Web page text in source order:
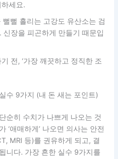
세요.
뻘뻘 흘리는 고강도 유산소는 검
신장을 피곤하게 만들기 때문입
전, ‘가장 깨끗하고 정직한 조
수 9가지 (내 돈 새는 포인트)
순히 수치가 나쁘게 나오는 것
‘애매하게’ 나오면 의사는 안전
MRI 등)를 권유하게 되고, 결
니다. 가장 흔한 실수 9가지를